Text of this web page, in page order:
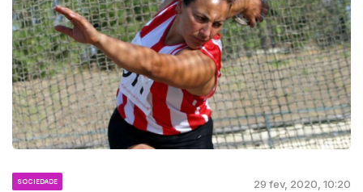
SOCIEDADE 29 fev, 2020, 10:20